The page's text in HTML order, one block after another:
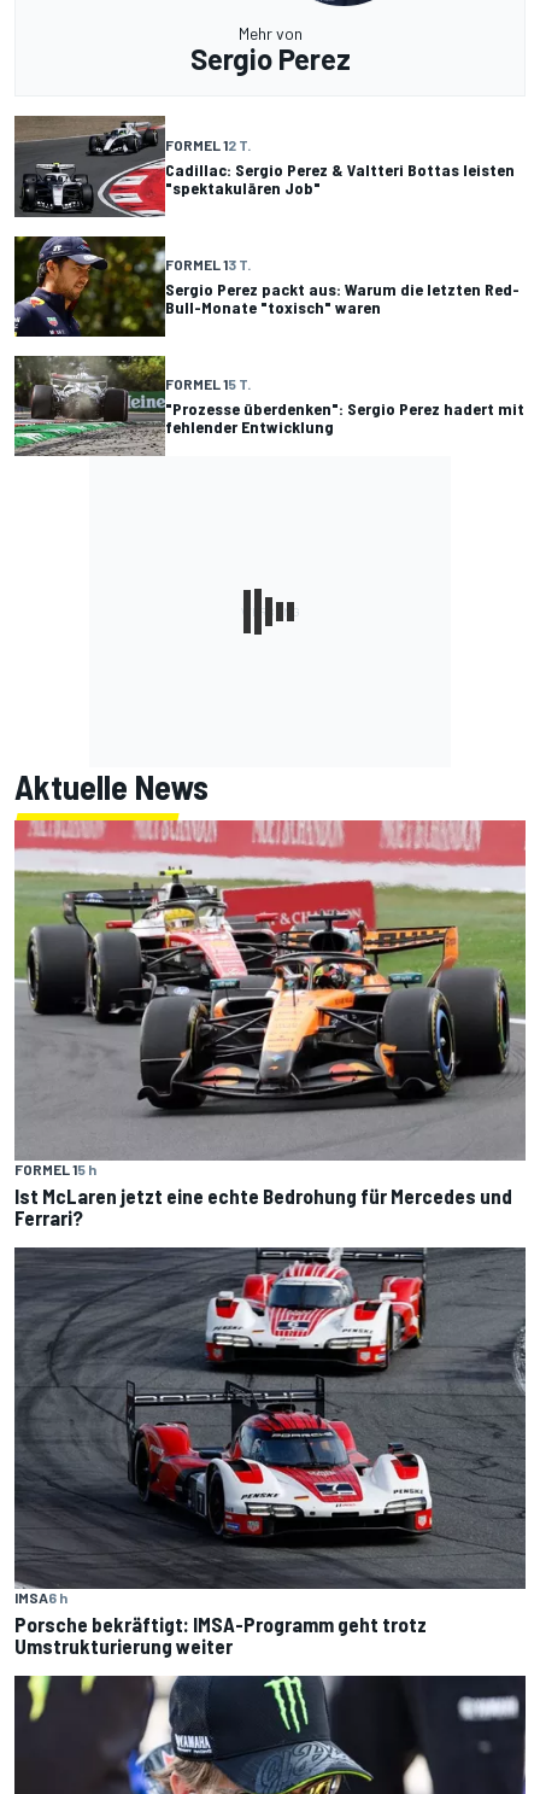
Mehr von
Sergio Perez
FORMEL 12 T.
Cadillac: Sergio Perez & Valtteri Bottas leisten
"spektakulären Job"
FORMEL 13 T.
Sergio Perez packt aus: Warum die letzten Red-
Bull-Monate "toxisch" waren
FORMEL 15 T.
"Prozesse überdenken": Sergio Perez hadert mit
fehlender Entwicklung
Aktuelle News
FORMEL 15 h
Ist McLaren jetzt eine echte Bedrohung für Mercedes und
Ferrari?
IMSA6 h
Porsche bekräftigt: IMSA-Programm geht trotz
Umstrukturierung weiter